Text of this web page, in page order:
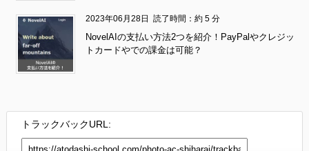
2023年06月28日読了時間：約 5 分
NovelAIの支払い方法2つを紹介！PayPalやクレジッ
トカードやでの課金は可能？
トラックバックURL: